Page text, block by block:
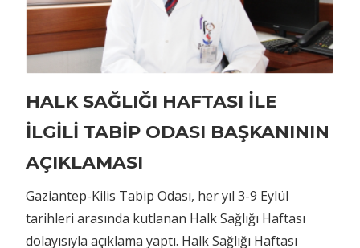
HALK SAĞLIĞI HAFTASI İLE
İLGİLİ TABİP ODASI BAŞKANININ
AÇIKLAMASI
Gaziantep-Kilis Tabip Odası, her yıl 3-9 Eylül
tarihleri arasında kutlanan Halk Sağlığı Haftası
dolayısıyla açıklama yaptı. Halk Sağlığı Haftası